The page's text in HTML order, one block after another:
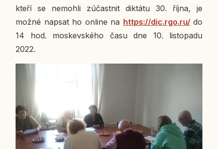
kteří se ne­moh­li zú­čast­nit dik­tá­tu 30. října, je
možné napsat ho online na https://dic.rgo.ru/do
14 hod. mos­kev­ské­ho času dne 10. lis­to­pa­du
2022.